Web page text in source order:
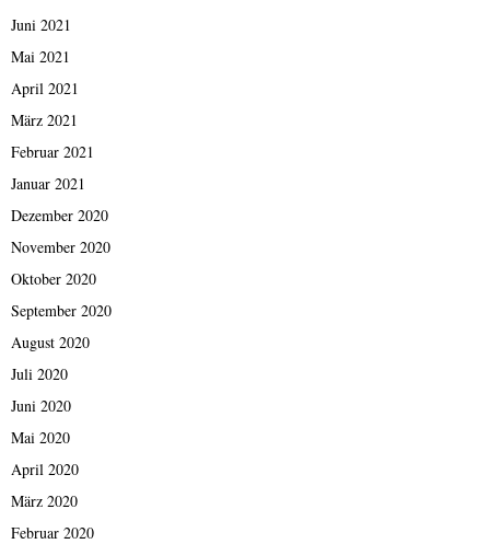
Juni 2021
Mai 2021
April 2021
März 2021
Februar 2021
Januar 2021
Dezember 2020
November 2020
Oktober 2020
September 2020
August 2020
Juli 2020
Juni 2020
Mai 2020
April 2020
März 2020
Februar 2020